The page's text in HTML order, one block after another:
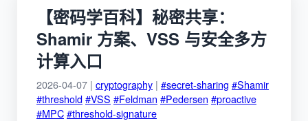
【密码学百科】秘密共享：
Shamir 方案、VSS 与安全多方
计算入口
2026-04-07 | cryptography | #secret-sharing #Shamir
#threshold#VSS #Feldman #Pedersen #proactive
#MPC#threshold-signature